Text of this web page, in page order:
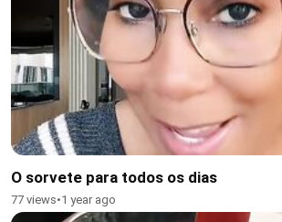
O sorvete para todos os dias
77 views•1 year ago